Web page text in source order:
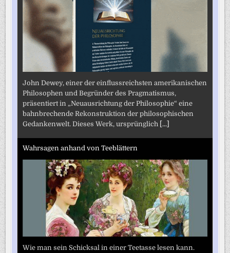
John Dewey, einer der einflussreichsten amerikanischen
Philosophen und Begründer des Pragmatismus,
präsentiert in „Neuausrichtung der Philosophie“ eine
bahnbrechende Rekonstruktion der philosophischen
Gedankenwelt. Dieses Werk, ursprünglich [...]
Wahrsagen anhand von Teeblättern
Wie man sein Schicksal in einer Teetasse lesen kann.